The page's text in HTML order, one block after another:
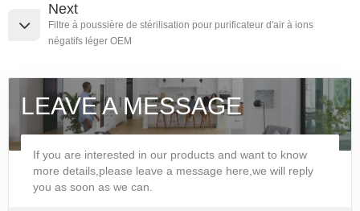
Next
Filtre à poussière de stérilisation pour purificateur d'air à ions
négatifs léger OEM
LEAVE A MESSAGE
If you are interested in our products and want to know
more details,please leave a message here,we will reply
you as soon as we can.